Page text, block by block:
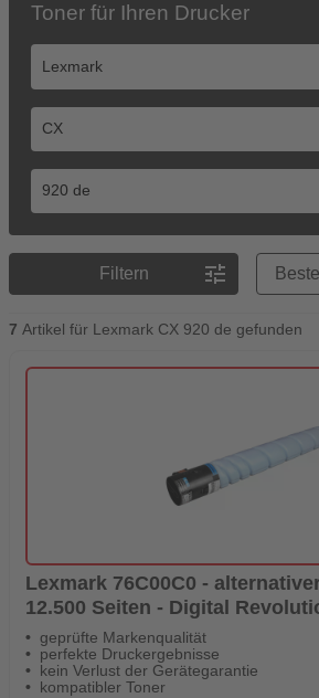
Toner für Ihren Drucker
Filtern tune
Preisreihenfolge
7 Artikel für Lexmark CX 920 de gefunden
Lexmark 76C00C0 -
12.500 Seiten - Digital
geprüfte Markenqualität
perfekte Druckergebnisse
kein Verlust der Gerätegarantie
kompatibler Toner